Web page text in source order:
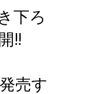
下ろ
‼
売す